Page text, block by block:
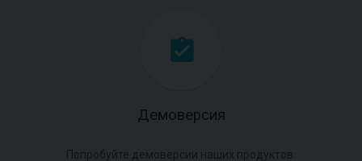
Демоверсия
Попробуйте демоверсии наших продуктов.